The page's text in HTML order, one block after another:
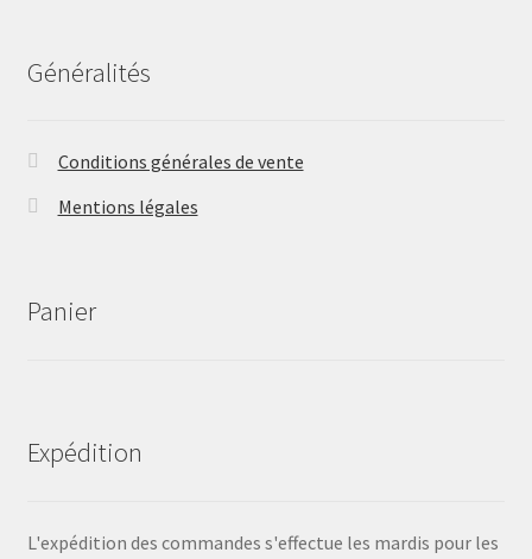
Généralités
Conditions générales de vente
Mentions légales
Panier
Expédition
L'expédition des commandes s'effectue les mardis pour les